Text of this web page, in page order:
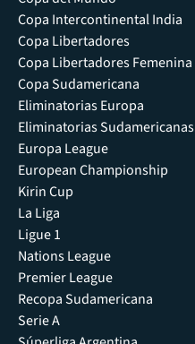
Copa Intercontinental India
Copa Libertadores
Copa Libertadores Femenina
Copa Sudamericana
Eliminatorias Europa
Eliminatorias Sudamericanas
Europa League
European Championship
Kirin Cup
La Liga
Ligue 1
Nations League
Premier League
Recopa Sudamericana
Serie A